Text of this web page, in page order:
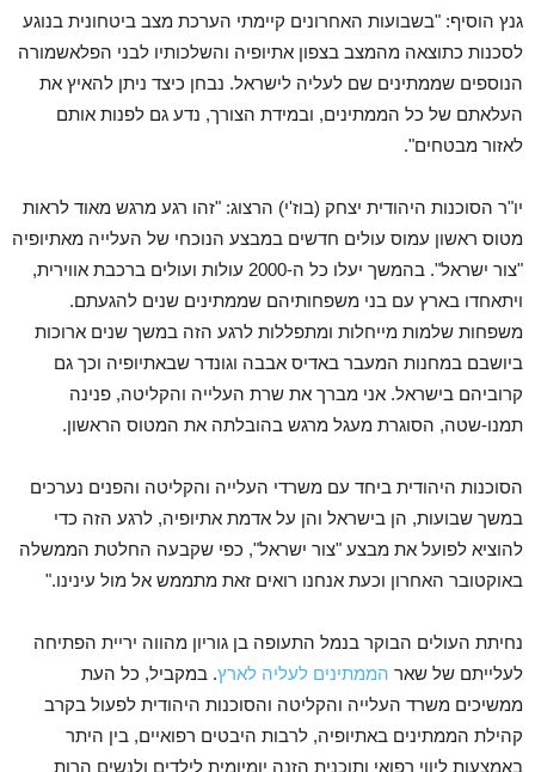
גנץ הוסיף: "בשבועות האחרונים קיימתי הערכת מצב ביטחונית בנוגע
לסכנות כתוצאה מהמצב בצפון אתיופיה והשלכותיו לבני הפלאשמורה
הנוספים שממתינים שם לעליה לישראל. נבחן כיצד ניתן להאיץ את
העלאתם של כל הממתינים, ובמידת הצורך, נדע גם לפנות אותם
לאזור מבטחים".
יו"ר הסוכנות היהודית יצחק (בוז'י) הרצוג: "זהו רגע מרגש מאוד לראות
מטוס ראשון עמוס עולים חדשים במבצע הנוכחי של העלייה מאתיופיה
"צור ישראל". בהמשך יעלו כל ה-2000 עולות ועולים ברכבת אווירית,
ויתאחדו בארץ עם בני משפחותיהם שממתינים שנים להגעתם.
משפחות שלמות מייחלות ומתפללות לרגע הזה במשך שנים ארוכות
ביושבם במחנות המעבר באדיס אבבה וגונדר שבאתיופיה וכך גם
קרוביהם בישראל. אני מברך את שרת העלייה והקליטה, פנינה
תמנו-שטה, הסוגרת מעגל מרגש בהובלתה את המטוס הראשון.
הסוכנות היהודית ביחד עם משרדי העלייה והקליטה והפנים נערכים
במשך שבועות, הן בישראל והן על אדמת אתיופיה, לרגע הזה כדי
להוציא לפועל את מבצע "צור ישראל", כפי שקבעה החלטת הממשלה
באוקטובר האחרון וכעת אנחנו רואים זאת מתממש אל מול עינינו."
נחיתת העולים הבוקר בנמל התעופה בן גוריון מהווה יריית הפתיחה
לעלייתם של שאר הממתינים לעליה לארץ. במקביל, כל העת
ממשיכים משרד העלייה והקליטה והסוכנות היהודית לפעול בקרב
קהילת הממתינים באתיופיה, לרבות היבטים רפואיים, בין היתר
באמצעות ליווי רפואי ותוכנית הזנה יומיומית לילדים ולנשים הרות